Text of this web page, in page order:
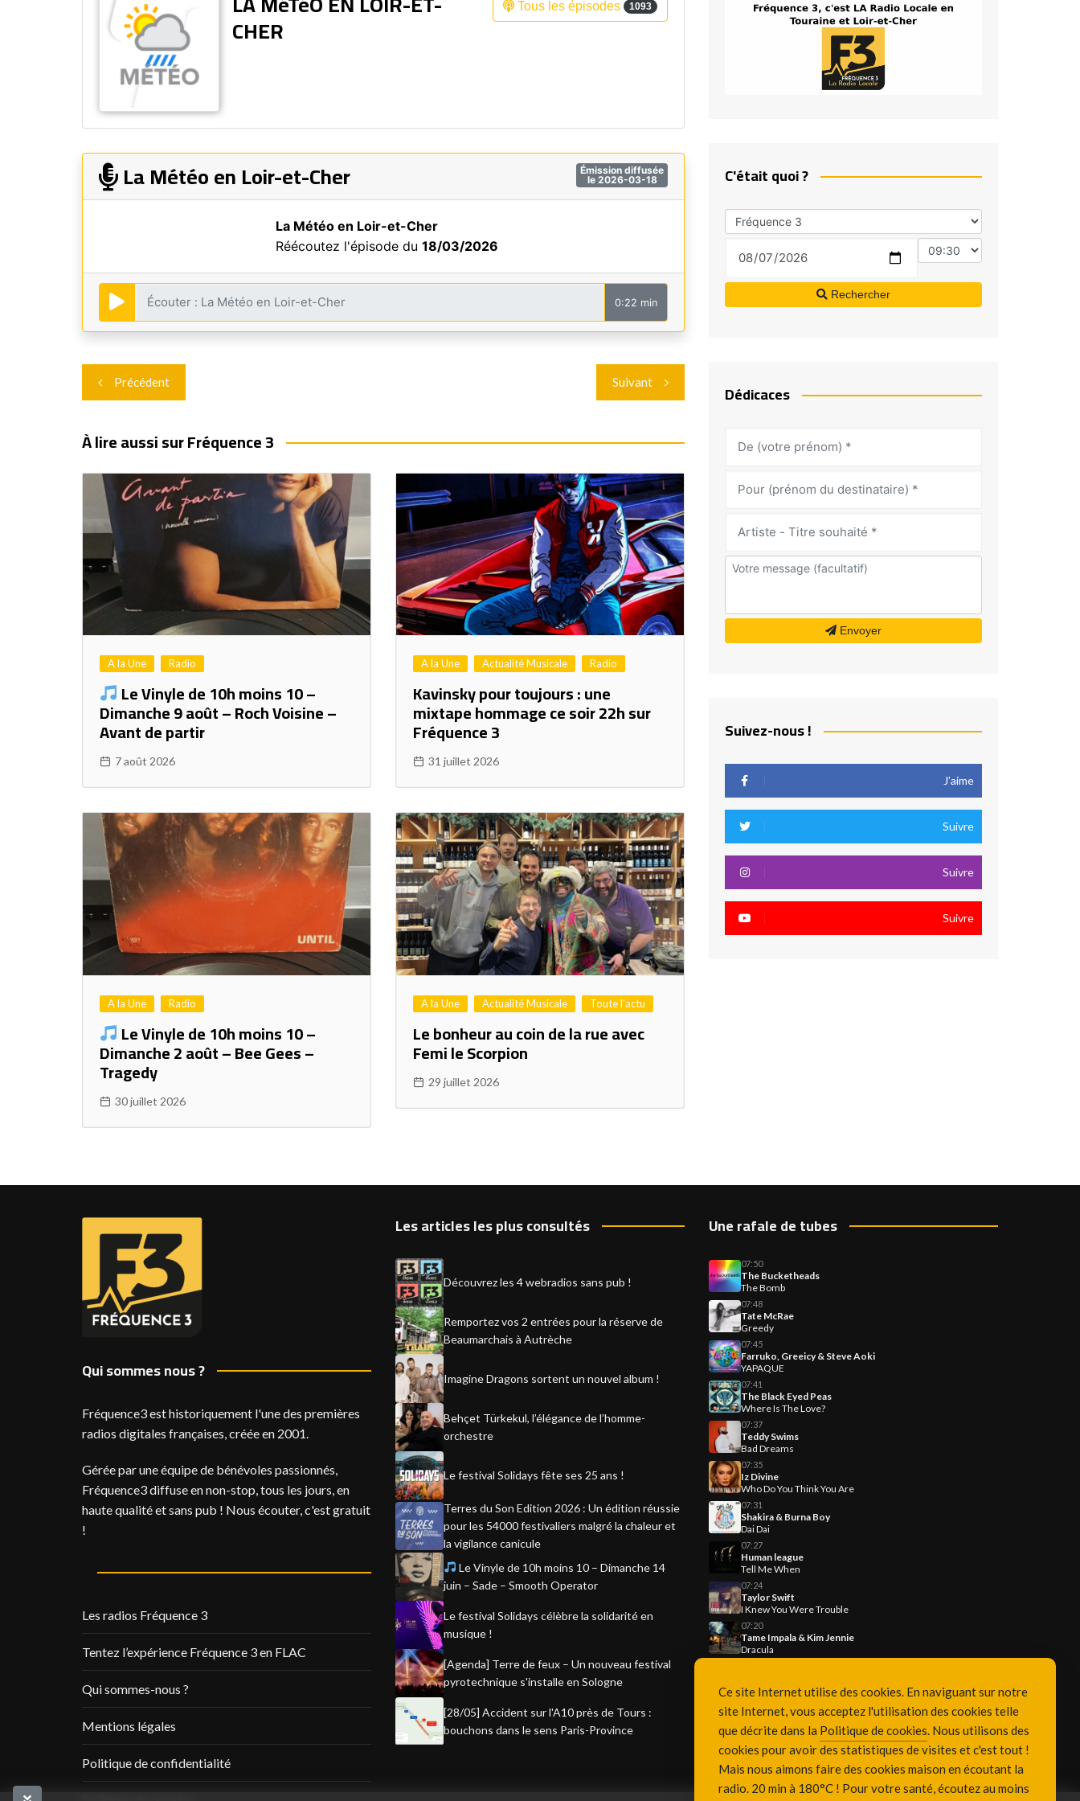
Fréquence 3 Urban
Tous les épisodes 1093
CHER
Émission diffusée
le 2026-03-18
La Météo en Loir-et-Cher
La Météo en Loir-et-Cher
Réécoutez l'épisode du 18/03/2026
0:22 min
Navigation
de
l’article
Précédent Suivant
À lire aussi sur Fréquence 3
A la Une Radio
Le Vinyle de 10h moins 10 –
Dimanche 9 août – Roch Voisine –
Avant de partir
7 août 2026
A la Une Actualité Musicale Radio
Kavinsky pour toujours : une
mixtape hommage ce soir 22h sur
Fréquence 3
31 juillet 2026
A la Une Radio
Le Vinyle de 10h moins 10 –
Dimanche 2 août – Bee Gees –
Tragedy
30 juillet 2026
A la Une Actualité Musicale Toute l'actu
Le bonheur au coin de la rue avec
Femi le Scorpion
29 juillet 2026
C'était quoi ?
Rechercher
Dédicaces
Envoyer
Suivez-nous !
J’aime
Suivre
Suivre
Suivre
Qui sommes nous ?
Fréquence3 est historiquement l'une des premières
radios digitales françaises, créée en 2001.
Gérée par une équipe de bénévoles passionnés,
Fréquence3 diffuse en non-stop, tous les jours, en
haute qualité et sans pub ! Nous écouter, c'est gratuit
!
Les radios Fréquence 3
Tentez l’expérience Fréquence 3 en FLAC
Qui sommes-nous ?
Mentions légales
Politique de confidentialité
Les articles les plus consultés
Découvrez les 4 webradios sans pub !
Remportez vos 2 entrées pour la réserve de
Beaumarchais à Autrèche
Imagine Dragons sortent un nouvel album !
Behçet Türkekul, l’élégance de l’homme-
orchestre
Le festival Solidays fête ses 25 ans !
Terres du Son Edition 2026 : Un édition réussie
pour les 54000 festivaliers malgré la chaleur et
la vigilance canicule
Le Vinyle de 10h moins 10 – Dimanche 14
juin – Sade – Smooth Operator
Le festival Solidays célèbre la solidarité en
musique !
[Agenda] Terre de feux – Un nouveau festival
pyrotechnique s'installe en Sologne
[28/05] Accident sur l'A10 près de Tours :
bouchons dans le sens Paris-Province
Une rafale de tubes
07:50
The Bucketheads
The Bomb
07:48
Tate McRae
Greedy
07:45
Farruko, Greeicy & Steve Aoki
YAPAQUE
07:41
The Black Eyed Peas
Where Is The Love?
07:37
Teddy Swims
Bad Dreams
07:35
Iz Divine
Who Do You Think You Are
07:31
Shakira & Burna Boy
Dai Dai
07:27
Human league
Tell Me When
07:24
Taylor Swift
I Knew You Were Trouble
07:20
Tame Impala & Kim Jennie
Dracula
Ce site Internet utilise des cookies. En naviguant sur notre
site Internet, vous acceptez l'utilisation des cookies telle
que décrite dans la Politique de cookies. Nous utilisons des
cookies pour avoir des statistiques de visites et c'est tout !
Mais nous aimons faire des cookies maison en écoutant la
radio. 20 min à 180°C ! Pour votre santé, écoutez au moins